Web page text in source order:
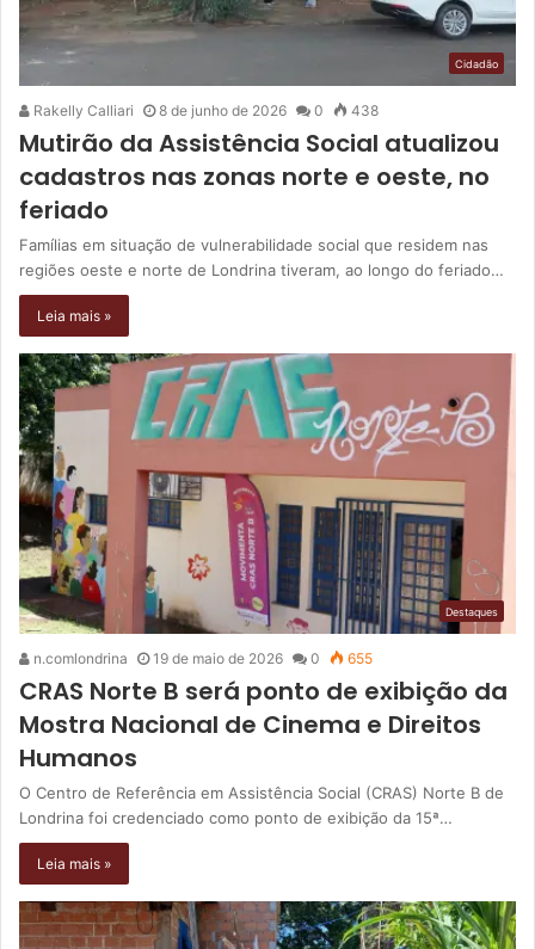
Cidadão
Rakelly Calliari 8 de junho de 2026 0 438
Mutirão da Assistência Social atualizou
cadastros nas zonas norte e oeste, no
feriado
Famílias em situação de vulnerabilidade social que residem nas
regiões oeste e norte de Londrina tiveram, ao longo do feriado…
Leia mais »
Destaques
n.comlondrina 19 de maio de 2026 0 655
CRAS Norte B será ponto de exibição da
Mostra Nacional de Cinema e Direitos
Humanos
O Centro de Referência em Assistência Social (CRAS) Norte B de
Londrina foi credenciado como ponto de exibição da 15ª…
Leia mais »